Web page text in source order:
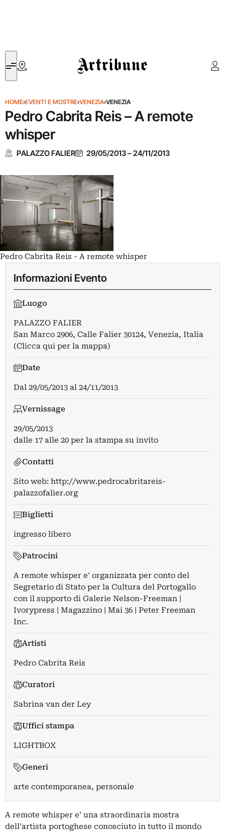
Artribune
HOME›EVENTI E MOSTRE›VENEZIA›VENEZIA
Pedro Cabrita Reis – A remote
whisper
PALAZZO FALIER 29/05/2013–24/11/2013
Pedro Cabrita Reis - A remote whisper
Informazioni Evento
Luogo
PALAZZO FALIER
San Marco 2906, Calle Falier 30124, Venezia, Italia
(Clicca qui per la mappa)
Date
Dal 29/05/2013 al 24/11/2013
Vernissage
29/05/2013
dalle 17 alle 20 per la stampa su invito
Contatti
Sito web: http://www.pedrocabritareis-
palazzofalier.org
Biglietti
ingresso libero
Patrocini
A remote whisper e' organizzata per conto del
Segretario di Stato per la Cultura del Portogallo
con il supporto di Galerie Nelson-Freeman |
Ivorypress | Magazzino | Mai 36 | Peter Freeman
Inc.
Artisti
Pedro Cabrita Reis
Curatori
Sabrina van der Ley
Uffici stampa
LIGHTBOX
Generi
arte contemporanea, personale
A remote whisper e’ una straordinaria mostra
dell’artista portoghese conosciuto in tutto il mondo